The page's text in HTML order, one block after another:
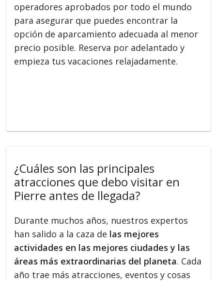
operadores aprobados por todo el mundo
para asegurar que puedes encontrar la
opción de aparcamiento adecuada al menor
precio posible. Reserva por adelantado y
empieza tus vacaciones relajadamente.
¿Cuáles son las principales
atracciones que debo visitar en
Pierre antes de llegada?
Durante muchos años, nuestros expertos
han salido a la caza de las mejores
actividades en las mejores ciudades y las
áreas más extraordinarias del planeta. Cada
año trae más atracciones, eventos y cosas